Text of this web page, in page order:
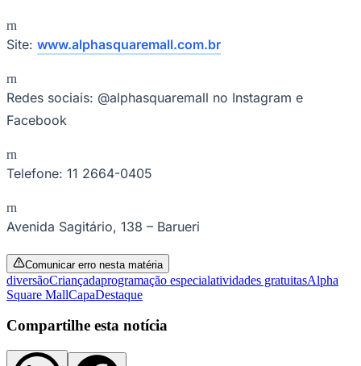
Palmeiras
rn
Site: www.alphasquaremall.com.br
rn
Redes sociais: @alphasquaremall no Instagram e
Facebook
rn
Telefone: 11 2664-0405
rn
Avenida Sagitário, 138 – Barueri
Comunicar erro nesta matéria
diversãoCriançadaprogramação especialatividades gratuitasAlpha
Square MallCapaDestaque
Compartilhe esta notícia